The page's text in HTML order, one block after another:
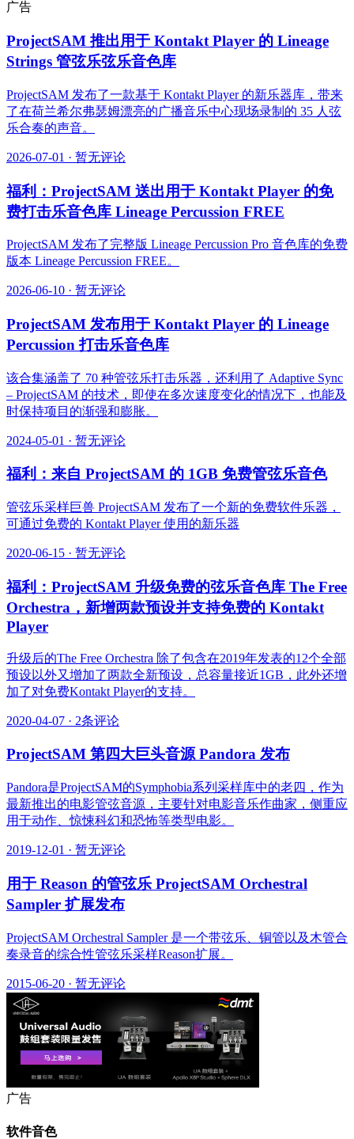
广告
ProjectSAM 推出用于 Kontakt Player 的 Lineage
Strings 管弦乐弦乐音色库
ProjectSAM 发布了一款基于 Kontakt Player 的新乐器库，带来
了在荷兰希尔弗瑟姆漂亮的广播音乐中心现场录制的 35 人弦
乐合奏的声音。
2026-07-01 · 暂无评论
福利：ProjectSAM 送出用于 Kontakt Player 的免
费打击乐音色库 Lineage Percussion FREE
ProjectSAM 发布了完整版 Lineage Percussion Pro 音色库的免费
版本 Lineage Percussion FREE。
2026-06-10 · 暂无评论
ProjectSAM 发布用于 Kontakt Player 的 Lineage
Percussion 打击乐音色库
该合集涵盖了 70 种管弦乐打击乐器，还利用了 Adaptive Sync
– ProjectSAM 的技术，即使在多次速度变化的情况下，也能及
时保持项目的渐强和膨胀。
2024-05-01 · 暂无评论
福利：来自 ProjectSAM 的 1GB 免费管弦乐音色
管弦乐采样巨兽 ProjectSAM 发布了一个新的免费软件乐器，
可通过免费的 Kontakt Player 使用的新乐器
2020-06-15 · 暂无评论
福利：ProjectSAM 升级免费的弦乐音色库 The Free
Orchestra，新增两款预设并支持免费的 Kontakt
Player
升级后的The Free Orchestra 除了包含在2019年发表的12个全部
预设以外又增加了两款全新预设，总容量接近1GB，此外还增
加了对免费Kontakt Player的支持。
2020-04-07 · 2条评论
ProjectSAM 第四大巨头音源 Pandora 发布
Pandora是ProjectSAM的Symphobia系列采样库中的老四，作为
最新推出的电影管弦音源，主要针对电影音乐作曲家，侧重应
用于动作、惊悚科幻和恐怖等类型电影。
2019-12-01 · 暂无评论
用于 Reason 的管弦乐 ProjectSAM Orchestral
Sampler 扩展发布
ProjectSAM Orchestral Sampler 是一个带弦乐、铜管以及木管合
奏录音的综合性管弦乐采样Reason扩展。
2015-06-20 · 暂无评论
广告
软件音色